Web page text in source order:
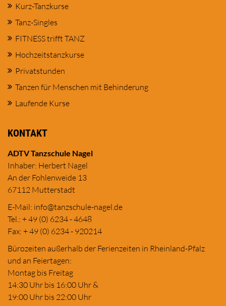
Kurz-Tanzkurse
Tanz-Singles
FITNESS trifft TANZ
Hochzeitstanzkurse
Privatstunden
Tanzen für Menschen mit Behinderung
Laufende Kurse
KONTAKT
ADTV Tanzschule Nagel
Inhaber: Herbert Nagel
An der Fohlenweide 13
67112 Mutterstadt
E-Mail: info@tanzschule-nagel.de
Tel.: + 49 (0) 6234 - 4648
Fax: + 49 (0) 6234 - 920214
Bürozeiten außerhalb der Ferienzeiten in Rheinland-Pfalz
und an Feiertagen:
Montag bis Freitag
14:30 Uhr bis 16:00 Uhr &
19:00 Uhr bis 22:00 Uhr